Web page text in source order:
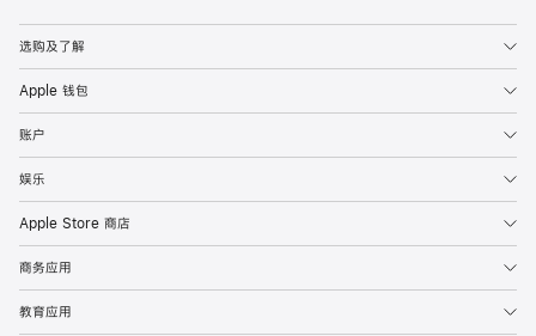
选购及了解
Apple 钱包
账户
娱乐
Apple Store 商店
商务应用
教育应用